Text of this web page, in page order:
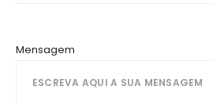
Mensagem